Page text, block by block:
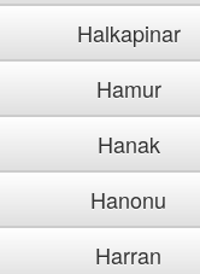
Halkapinar
Hamur
Hanak
Hanonu
Harran